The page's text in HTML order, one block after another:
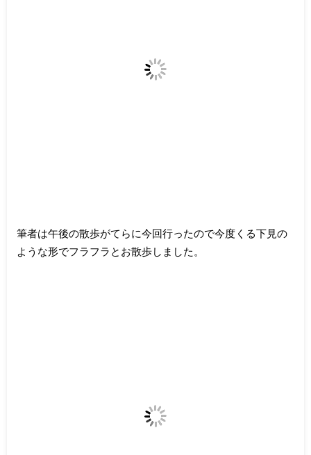
筆者は午後の散歩がてらに今回行ったので今度くる下見の
ような形でフラフラとお散歩しました。